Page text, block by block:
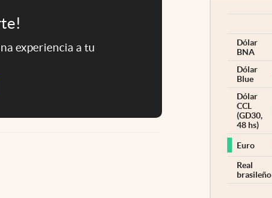
experiencia a tu
Dólar
BNA
Dólar
Blue
Dólar
CCL
(GD30,
48 hs)
Euro
Real
brasileño